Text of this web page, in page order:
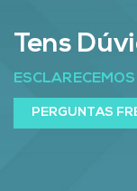
Tens
PERGUNTAS